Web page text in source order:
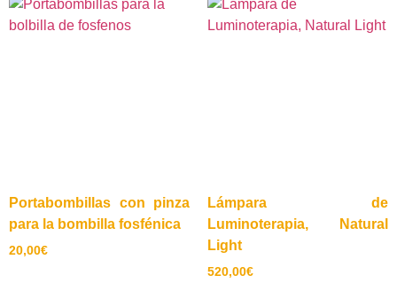
Portabombillas con pinza
para la bombilla fosfénica
20,00€
Lámpara de
Luminoterapia, Natural
Light
520,00€